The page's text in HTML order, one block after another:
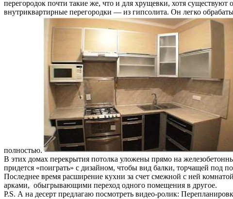
перегородок почти такие же, что и для хрущевки, хотя
внутриквартирные перегородки — из гипсолита. Он легко
полностью.
В этих домах перекрытия потолка уложены прямо на
придется «поиграть» с дизайном, чтобы вид балки, торчащей под
Последнее время расширение кухни за счет смежной с ней
арками, обыгрывающими переход одного помещения в другое.
P.S. А на десерт предлагаю посмотреть видео-ролик: